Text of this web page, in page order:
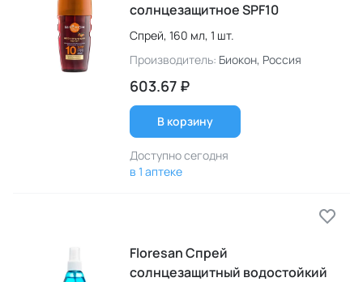
солнцезащитное SPF10
Спрей, 160 мл, 1 шт.
Производитель: Биокон, Россия
603.67 ₽
В корзину
Доступно сегодня
в 1 аптеке
Floresan Спрей
солнцезащитный водостойкий